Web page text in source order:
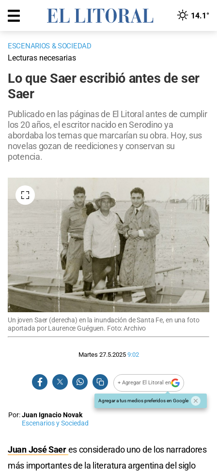
14.1°
ESCENARIOS & SOCIEDAD
Lecturas necesarias
Lo que Saer escribió antes de ser
Saer
Publicado en las páginas de El Litoral antes de cumplir
los 20 años, el escritor nacido en Serodino ya
abordaba los temas que marcarían su obra. Hoy, sus
novelas gozan de reediciones y conservan su
potencia.
Un joven Saer (derecha) en la inundación de Santa Fe, en una foto
aportada por Laurence Guéguen. Foto: Archivo
Martes 27.5.2025 9:02
+ Agregar El Litoral en
Agregar a tus medios preferidos en Google
Por:Juan Ignacio Novak
Escenarios y Sociedad
Juan José Saeres considerado uno de los narradores
más importantes de la literatura argentina del siglo